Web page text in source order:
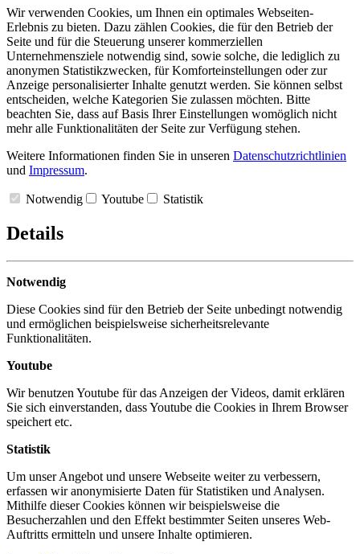
Wir verwenden Cookies, um Ihnen ein optimales Webseiten-
Erlebnis zu bieten. Dazu zählen Cookies, die für den Betrieb der
Seite und für die Steuerung unserer kommerziellen
Unternehmensziele notwendig sind, sowie solche, die lediglich zu
anonymen Statistikzwecken, für Komforteinstellungen oder zur
Anzeige personalisierter Inhalte genutzt werden. Sie können selbst
entscheiden, welche Kategorien Sie zulassen möchten. Bitte
beachten Sie, dass auf Basis Ihrer Einstellungen womöglich nicht
mehr alle Funktionalitäten der Seite zur Verfügung stehen.
Weitere Informationen finden Sie in unseren Datenschutzrichtlinien
und Impressum.
Notwendig Youtube Statistik
Details
Notwendig
Diese Cookies sind für den Betrieb der Seite unbedingt notwendig
und ermöglichen beispielsweise sicherheitsrelevante
Funktionalitäten.
Youtube
Wir benutzen Youtube für das Anzeigen der Videos, damit erklären
Sie sich einverstanden, dass Youtube die Cookies in Ihrem Browser
speichert etc.
Statistik
Um unser Angebot und unsere Webseite weiter zu verbessern,
erfassen wir anonymisierte Daten für Statistiken und Analysen.
Mithilfe dieser Cookies können wir beispielsweise die
Besucherzahlen und den Effekt bestimmter Seiten unseres Web-
Auftritts ermitteln und unsere Inhalte optimieren.